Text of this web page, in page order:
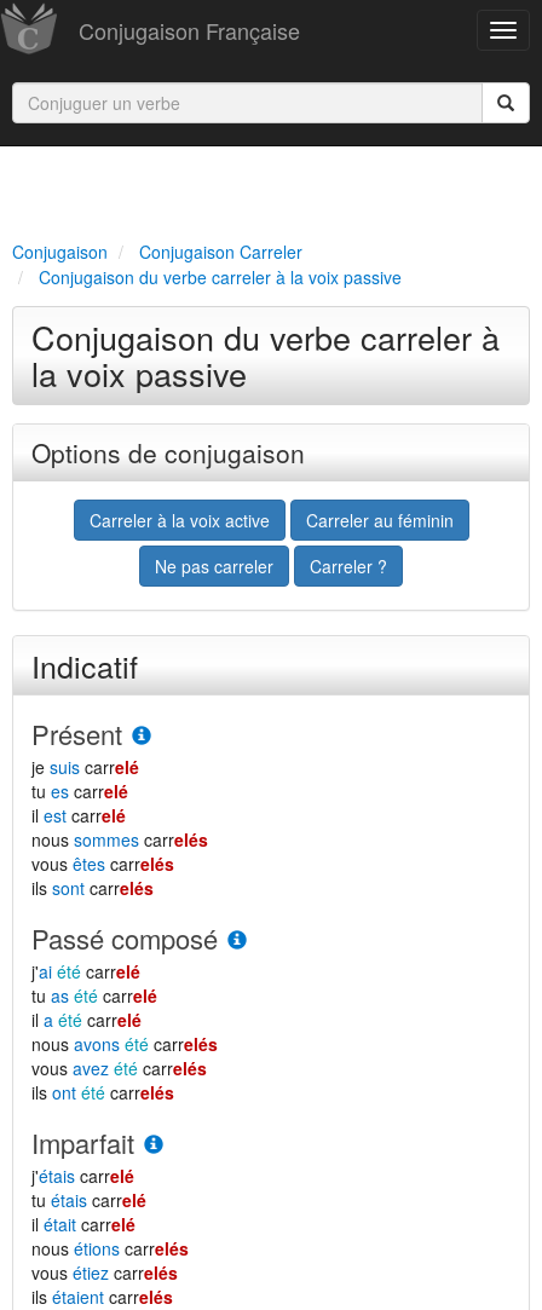
Conjugaison Française
Conjugaison
Conjugaison Carreler
Conjugaison du verbe carreler à la voix passive
Conjugaison du verbe carreler à
la voix passive
Options de conjugaison
Carreler à la voix active
Carreler au féminin
Ne pas carreler
Carreler ?
Indicatif
Présent
je suis carrelé
tu es carrelé
il est carrelé
nous sommes carrelés
vous êtes carrelés
ils sont carrelés
Passé composé
j'ai été carrelé
tu as été carrelé
il a été carrelé
nous avons été carrelés
vous avez été carrelés
ils ont été carrelés
Imparfait
j'étais carrelé
tu étais carrelé
il était carrelé
nous étions carrelés
vous étiez carrelés
ils étaient carrelés